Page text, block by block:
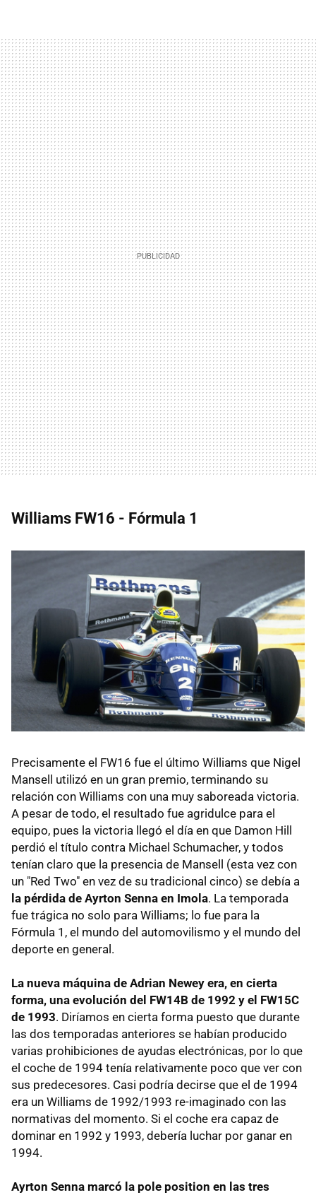
Williams FW16 - Fórmula 1
Precisamente el FW16 fue el último Williams que Nigel
Mansell utilizó en un gran premio, terminando su
relación con Williams con una muy saboreada victoria.
A pesar de todo, el resultado fue agridulce para el
equipo, pues la victoria llegó el día en que Damon Hill
perdió el título contra Michael Schumacher, y todos
tenían claro que la presencia de Mansell (esta vez con
un "Red Two" en vez de su tradicional cinco) se debía a
la pérdida de Ayrton Senna en Imola. La temporada
fue trágica no solo para Williams; lo fue para la
Fórmula 1, el mundo del automovilismo y el mundo del
deporte en general.
La nueva máquina de Adrian Newey era, en cierta
forma, una evolución del FW14B de 1992 y el FW15C
de 1993. Diríamos en cierta forma puesto que durante
las dos temporadas anteriores se habían producido
varias prohibiciones de ayudas electrónicas, por lo que
el coche de 1994 tenía relativamente poco que ver con
sus predecesores. Casi podría decirse que el de 1994
era un Williams de 1992/1993 re-imaginado con las
normativas del momento. Si el coche era capaz de
dominar en 1992 y 1993, debería luchar por ganar en
1994.
Ayrton Senna marcó la pole position en las tres